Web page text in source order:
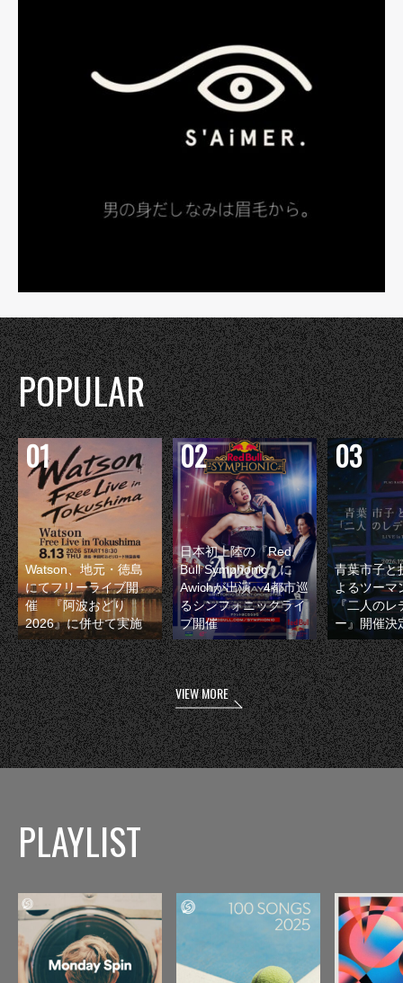
POPULAR
Watson、地元・徳島
にてフリーライブ開
催 『阿波おどり
2026』に併せて実施
日本初上陸の『Red
Bull Symphonic』に
Awichが出演 4都市巡
るシンフォニックライ
ブ開催
青葉市子と
よるツーマ
『二人のレ
ー』開催決
VIEW MORE
PLAYLIST